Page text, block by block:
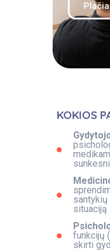
KOKIOS
situaciją
funkcijų
skirti